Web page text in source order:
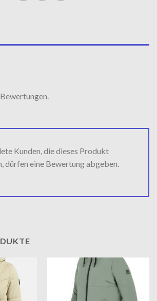
Kunden, die dieses Produkt
dürfen eine Bewertung abgeben.